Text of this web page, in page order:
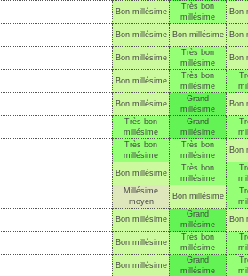
Bon millésime
Très bon
millésime
Bon
Bon millésime Bon millésime Bon
Bon millésime
Très bon
millésime
Bon
Bon millésime
Très bon
millésime
Bon millésime
Grand
millésime
Bon
Très bon
millésime
Grand
millésime
Très bon
millésime
Très bon
millésime
Bon
Bon millésime
Très bon
millésime
Millésime
moyen
Bon millésime
Bon millésime
Grand
millésime
Bon
Bon millésime
Très bon
millésime
Bon millésime
Grand
millésime